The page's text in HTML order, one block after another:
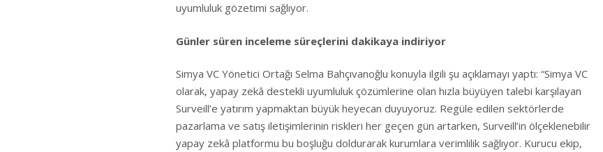
uyumluluk gözetimi sağlıyor.
Günler süren inceleme süreçlerini dakikaya indiriyor
Simya VC Yönetici Ortağı Selma Bahçıvanoğlu konuyla ilgili şu açıklamayı yaptı: “Simya VC
olarak, yapay zekâ destekli uyumluluk çözümlerine olan hızla büyüyen talebi karşılayan
Surveill’e yatırım yapmaktan büyük heyecan duyuyoruz. Regüle edilen sektörlerde
pazarlama ve satış iletişimlerinin riskleri her geçen gün artarken, Surveill’in ölçeklenebilir
yapay zekâ platformu bu boşluğu doldurarak kurumlara verimlilik sağlıyor. Kurucu ekip,